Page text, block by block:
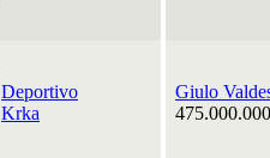
Deportivo
Krka
Giulo